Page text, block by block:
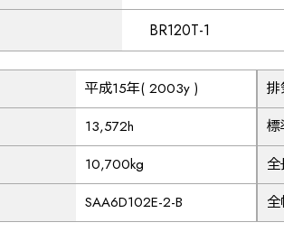
BR120T-1
平成15年( 2003y )
13,572h
10,700kg
SAA6D102E-2-B
排
標